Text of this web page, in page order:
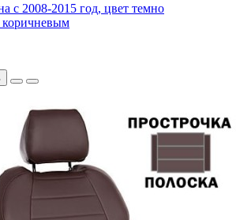
с 2008-2015 год, цвет темно
коричневым